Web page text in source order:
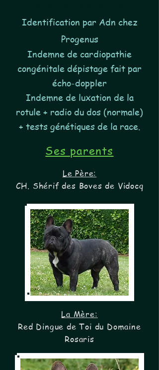
Identification par Adn chez
Progenus
Indemne de cardiopathie
congénitale dépistage fait par
écho-doppler
Indemne de luxation de la
rotule + radio du dos (normale)
+ tests génétiques de la race.
Ses parents
Le Père:
CH. Shérif des Boves de Vidocq
La Mère:
Red Dingue de Toi du Domaine
Rosaris